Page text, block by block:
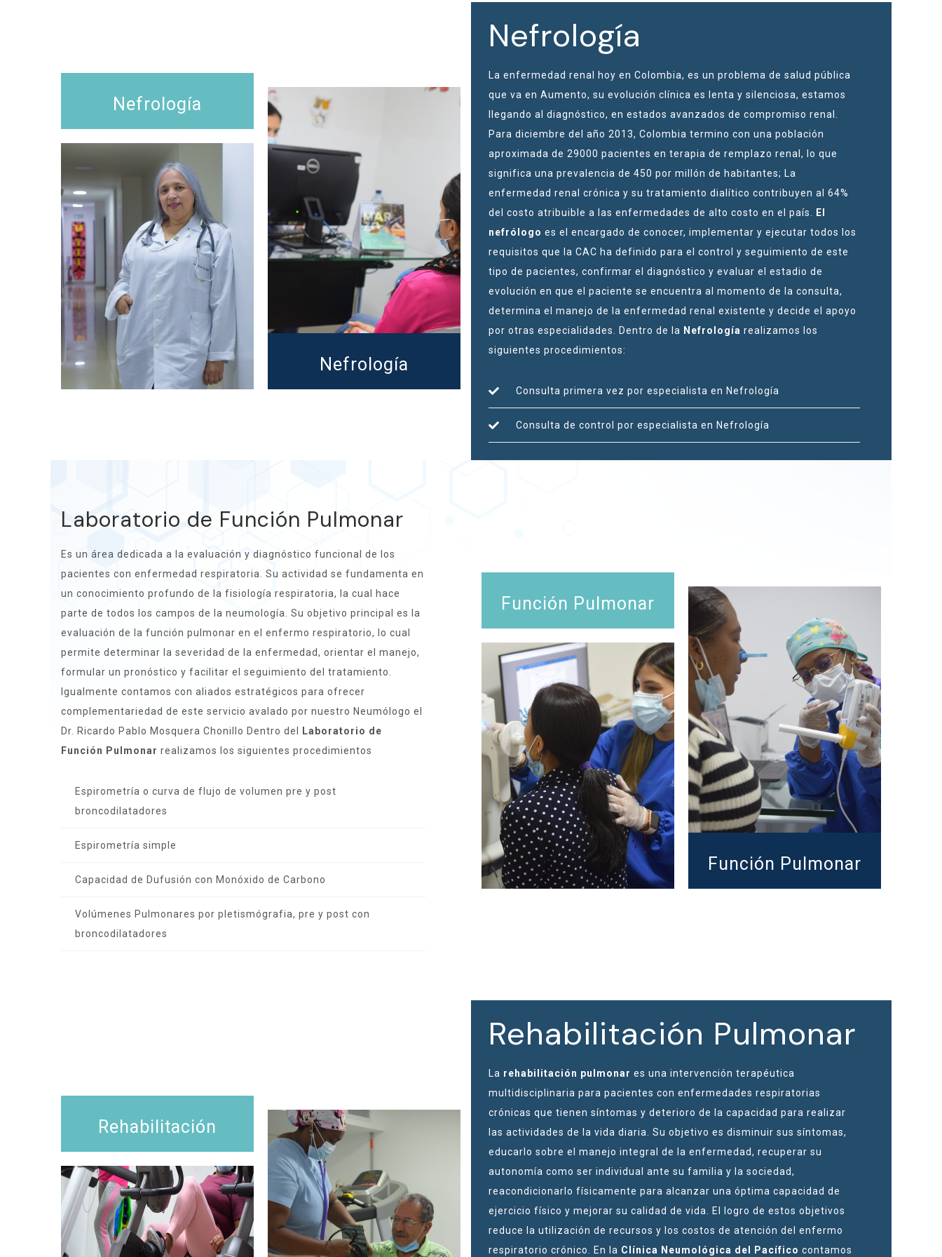
Nefrología
Nefrología
Nefrología
La enfermedad renal hoy en Colombia, es un problema de salud pública
que va en Aumento, su evolución clínica es lenta y silenciosa, estamos
llegando al diagnóstico, en estados avanzados de compromiso renal.
Para diciembre del año 2013, Colombia termino con una población
aproximada de 29000 pacientes en terapia de remplazo renal, lo que
significa una prevalencia de 450 por millón de habitantes; La
enfermedad renal crónica y su tratamiento dialítico contribuyen al 64%
del costo atribuible a las enfermedades de alto costo en el país.
El
nefrólogo es el encargado de conocer, implementar y ejecutar todos los
requisitos que la CAC ha definido para el control y seguimiento de este
tipo de pacientes, confirmar el diagnóstico y evaluar el estadio de
evolución en que el paciente se encuentra al momento de la consulta,
determina el manejo de la enfermedad renal existente y decide el apoyo
por otras especialidades. Dentro de la Nefrología realizamos los
siguientes procedimientos:
Consulta primera vez por especialista en Nefrología
Consulta de control por especialista en Nefrología
Laboratorio de Función Pulmonar
Es un área dedicada a la evaluación y diagnóstico funcional de los
pacientes con enfermedad respiratoria. Su actividad se fundamenta en
un conocimiento profundo de la fisiología respiratoria, la cual hace
parte de todos los campos de la neumología. Su objetivo principal es la
evaluación de la función pulmonar en el enfermo respiratorio, lo cual
permite determinar la severidad de la enfermedad, orientar el manejo,
formular un pronóstico y facilitar el seguimiento del tratamiento.
Igualmente contamos con aliados estratégicos para ofrecer
complementariedad de este servicio avalado por nuestro Neumólogo el
Dr. Ricardo Pablo Mosquera Chonillo Dentro del
Laboratorio de
Función Pulmonar realizamos los siguientes procedimientos
Espirometría o curva de flujo de volumen pre y post
broncodilatadores
Espirometría simple
Capacidad de Dufusión con Monóxido de Carbono
Volúmenes Pulmonares por pletismógrafia, pre y post con
broncodilatadores
Función Pulmonar
Función Pulmonar
Rehabilitación
Rehabilitación Pulmonar
La rehabilitación pulmonar es una intervención terapéutica
multidisciplinaria para pacientes con enfermedades respiratorias
crónicas que tienen síntomas y deterioro de la capacidad para realizar
las actividades de la vida diaria. Su objetivo es disminuir sus síntomas,
educarlo sobre el manejo integral de la enfermedad, recuperar su
autonomía como ser individual ante su familia y la sociedad,
reacondicionarlo físicamente para alcanzar una óptima capacidad de
ejercicio físico y mejorar su calidad de vida. El logro de estos objetivos
reduce la utilización de recursos y los costos de atención del enfermo
respiratorio crónico. En la Clínica Neumológica del Pacífico contamos